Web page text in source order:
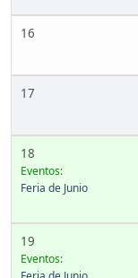
16
17
18
Eventos:
Feria de Junio
19
Eventos: